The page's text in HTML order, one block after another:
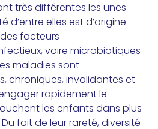
très différentes les unes
d’entre elles est d’origine
facteurs
voire microbiotiques
maladies sont
chroniques, invalidantes et
rapidement le
les enfants dans plus
fait de leur rareté, diversité